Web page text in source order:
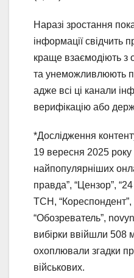
Наразі зростання
інформації свідчить
краще взаємодіють з
та унеможливлюють
адже всі ці канали
верифікацію або
*Дослідження
19 вересня 2025
найпопулярніших
правда”, “Цензор”,
ТСН,
“Обозреватель”,
вибірки ввійшли 508
охоплювали згадки
військових.